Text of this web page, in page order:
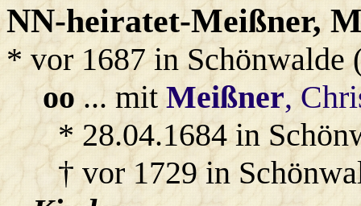
NN-heiratet-Meißner,
* vor 1687 in Schönwalde
oo ... mitMeißner,
* 28.04.1684 in
† vor 1729 in